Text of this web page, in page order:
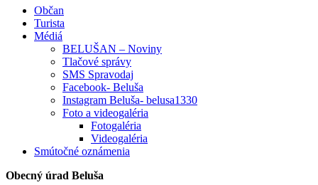
Občan
Turista
Médiá
BELUŠAN – Noviny
Tlačové správy
SMS Spravodaj
Facebook- Beluša
Instagram Beluša- belusa1330
Foto a videogaléria
Fotogaléria
Videogaléria
Smútočné oznámenia
Obecný úrad Beluša